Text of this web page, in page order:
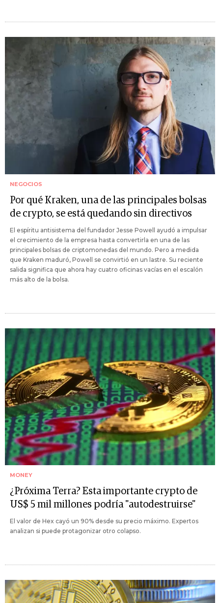
NEGOCIOS
Por qué Kraken, una de las principales bolsas
de crypto, se está quedando sin directivos
El espíritu antisistema del fundador Jesse Powell ayudó a impulsar
el crecimiento de la empresa hasta convertirla en una de las
principales bolsas de criptomonedas del mundo. Pero a medida
que Kraken maduró, Powell se convirtió en un lastre. Su reciente
salida significa que ahora hay cuatro oficinas vacías en el escalón
más alto de la bolsa.
MONEY
¿Próxima Terra? Esta importante crypto de
US$ 5 mil millones podría "autodestruirse"
El valor de Hex cayó un 90% desde su precio máximo. Expertos
analizan si puede protagonizar otro colapso.